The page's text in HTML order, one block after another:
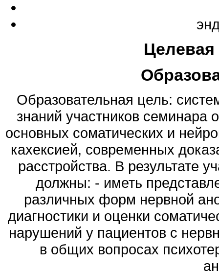
Образовательная цель:
знаний участников семинара
основных соматических и
кахексией, современных
расстройства. В результате
должны: - иметь
различных форм нервной
диагностики и оценки
нарушений у пациентов с
в общих вопросах